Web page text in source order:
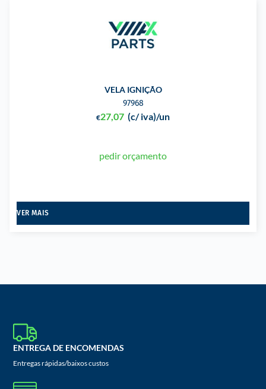
VELA IGNIÇÃO
97968
€27,07 (c/ iva)/un
pedir orçamento
VER MAIS
ENTREGA DE ENCOMENDAS
Entregas rápidas/baixos custos